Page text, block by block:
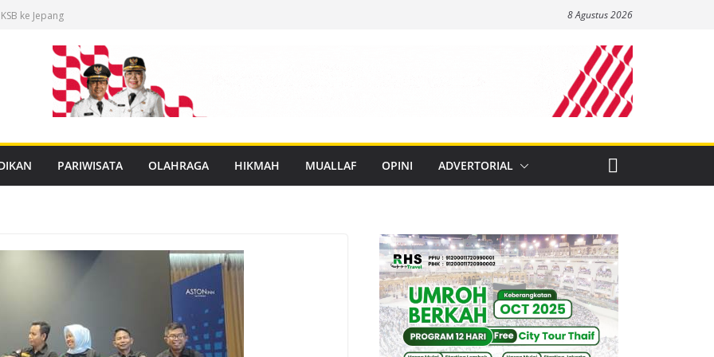
ke Jepang
Rabies
PBG Gratis
Distribusi
8 Agustus 2026
PARIWISATA OLAHRAGA HIKMAH MUALLAF OPINI ADVERTORIAL